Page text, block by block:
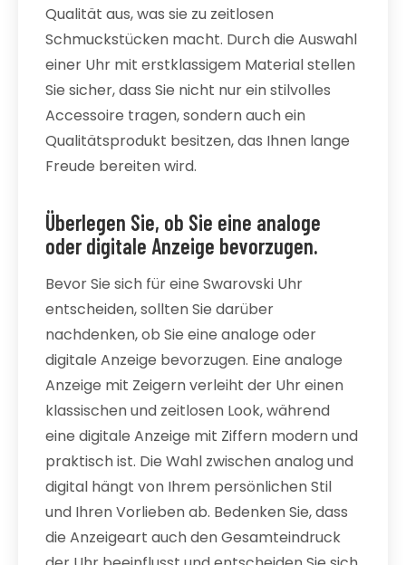
Qualität aus, was sie zu zeitlosen
Schmuckstücken macht. Durch die Auswahl
einer Uhr mit erstklassigem Material stellen
Sie sicher, dass Sie nicht nur ein stilvolles
Accessoire tragen, sondern auch ein
Qualitätsprodukt besitzen, das Ihnen lange
Freude bereiten wird.
Überlegen Sie, ob Sie eine analoge
oder digitale Anzeige bevorzugen.
Bevor Sie sich für eine Swarovski Uhr
entscheiden, sollten Sie darüber
nachdenken, ob Sie eine analoge oder
digitale Anzeige bevorzugen. Eine analoge
Anzeige mit Zeigern verleiht der Uhr einen
klassischen und zeitlosen Look, während
eine digitale Anzeige mit Ziffern modern und
praktisch ist. Die Wahl zwischen analog und
digital hängt von Ihrem persönlichen Stil
und Ihren Vorlieben ab. Bedenken Sie, dass
die Anzeigeart auch den Gesamteindruck